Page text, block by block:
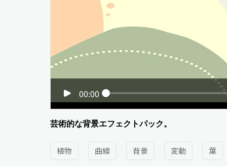
00:00
芸術的な背景エフェクトパック。
植物 曲線 背景 変動 葉